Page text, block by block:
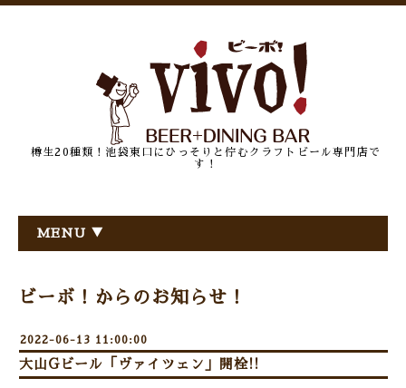
樽生20種類！池袋東口にひっそりと佇むクラフトビール専門店で
す！
MENU ▼
ビーボ！からのお知らせ！
2022-06-13 11:00:00
大山Gビール「ヴァイツェン」開栓!!